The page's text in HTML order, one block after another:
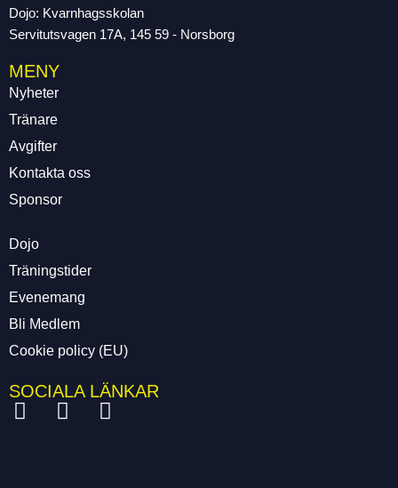
Dojo: Kvarnhagsskolan
Servitutsvagen 17A, 145 59 - Norsborg
MENY
Nyheter
Tränare
Avgifter
Kontakta oss
Sponsor
Dojo
Träningstider
Evenemang
Bli Medlem
Cookie policy (EU)
SOCIALA LÄNKAR